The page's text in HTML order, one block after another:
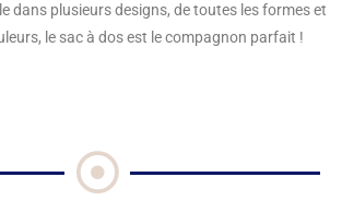
dans plusieurs designs, de toutes les formes et
le sac à dos est le compagnon parfait !